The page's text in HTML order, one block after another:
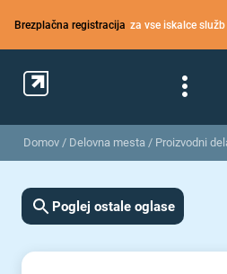
Brezplačna registracija za vse iskalce služb
Domov / Delovna mesta / Proizvodni
Poglej ostale oglase